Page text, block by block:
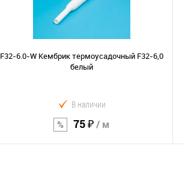
F32-6.0-W Кембрик термоусадочный F32-6,0
белый
В наличии
75 ₽/ м